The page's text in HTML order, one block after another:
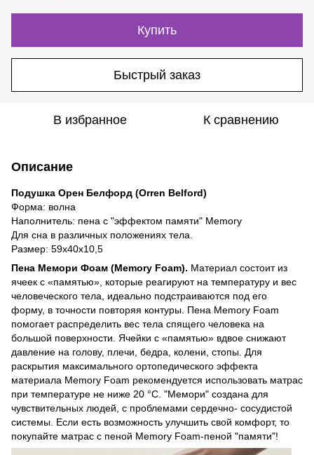
Купить
Быстрый заказ
В избранное К сравнению
Описание
Подушка Орен Белфорд (Orren Belford)
Форма: волна
Наполнитель: пена с "эффектом памяти" Memory
Для сна в различных положениях тела.
Размер: 59х40х10,5
Пена Мемори Фоам (Memory Foam). Материал состоит из
ячеек с «памятью», которые реагируют на температуру и вес
человеческого тела, идеально подстраиваются под его
форму, в точности повторяя контуры. Пена Memory Foam
помогает распределить вес тела спящего человека на
большой поверхности. Ячейки с «памятью» вдвое снижают
давление на голову, плечи, бедра, колени, стопы. Для
раскрытия максимального ортопедического эффекта
материала Memory Foam рекомендуется использовать матрас
при температуре не ниже 20 °С. "Мемори" создана для
чувствительных людей, с проблемами сердечно- сосудистой
системы. Если есть возможность улучшить свой комфорт, то
покупайте матрас с пеной Memory Foam-пеной "памяти"!